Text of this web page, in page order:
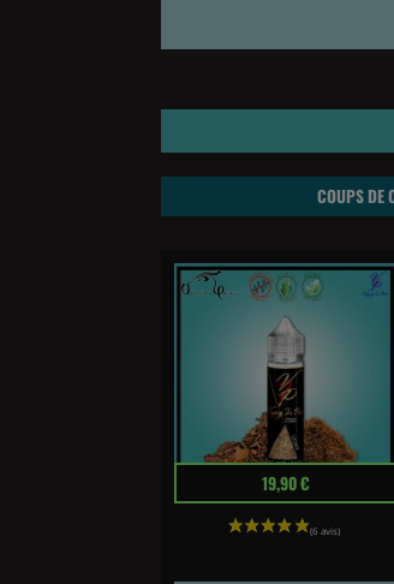
COUPS DE
19,90 €